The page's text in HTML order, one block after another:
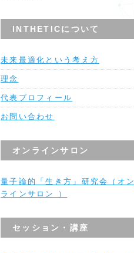
INTHETICについて
未来最適化という考え方
理念
代表プロフィール
お問い合わせ
オンラインサロン
量子論的「生き方」研究会（オン
ラインサロン ）
セッション・講座